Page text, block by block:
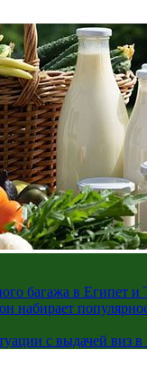
багажа в Египет
набирает
с выдачей виз